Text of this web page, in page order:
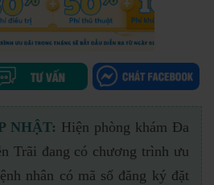
NHẬT: Hiện phòng khám Đa
Trãi đang có chương trình ưu
nhân có mã số đăng ký đặt